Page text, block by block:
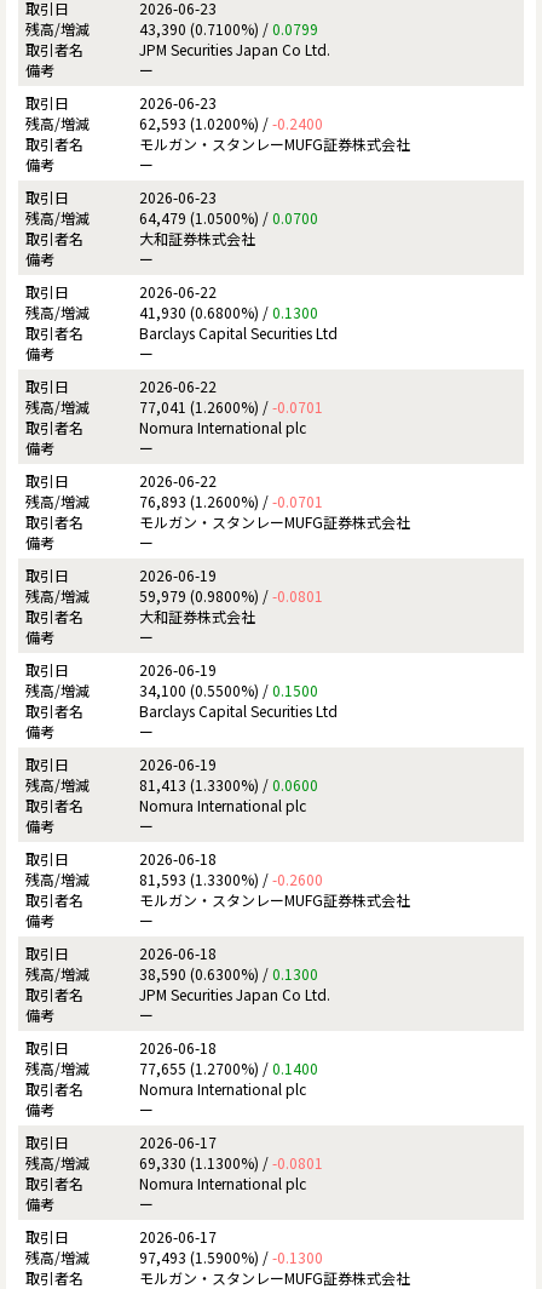
2026-06-23
43,390 (0.7100%) /0.0799
JPM Securities Japan Co Ltd.
ー
2026-06-23
62,593 (1.0200%) /-0.2400
モルガン・スタンレーMUFG証券株式会社
ー
2026-06-23
64,479 (1.0500%) /0.0700
大和証券株式会社
ー
2026-06-22
41,930 (0.6800%) /0.1300
Barclays Capital Securities Ltd
ー
2026-06-22
77,041 (1.2600%) /-0.0701
Nomura International plc
ー
2026-06-22
76,893 (1.2600%) /-0.0701
モルガン・スタンレーMUFG証券株式会社
ー
2026-06-19
59,979 (0.9800%) /-0.0801
大和証券株式会社
ー
2026-06-19
34,100 (0.5500%) /0.1500
Barclays Capital Securities Ltd
ー
2026-06-19
81,413 (1.3300%) /0.0600
Nomura International plc
ー
2026-06-18
81,593 (1.3300%) /-0.2600
モルガン・スタンレーMUFG証券株式会社
ー
2026-06-18
38,590 (0.6300%) /0.1300
JPM Securities Japan Co Ltd.
ー
2026-06-18
77,655 (1.2700%) /0.1400
Nomura International plc
ー
2026-06-17
69,330 (1.1300%) /-0.0801
Nomura International plc
ー
2026-06-17
97,493 (1.5900%) /-0.1300
モルガン・スタンレーMUFG証券株式会社